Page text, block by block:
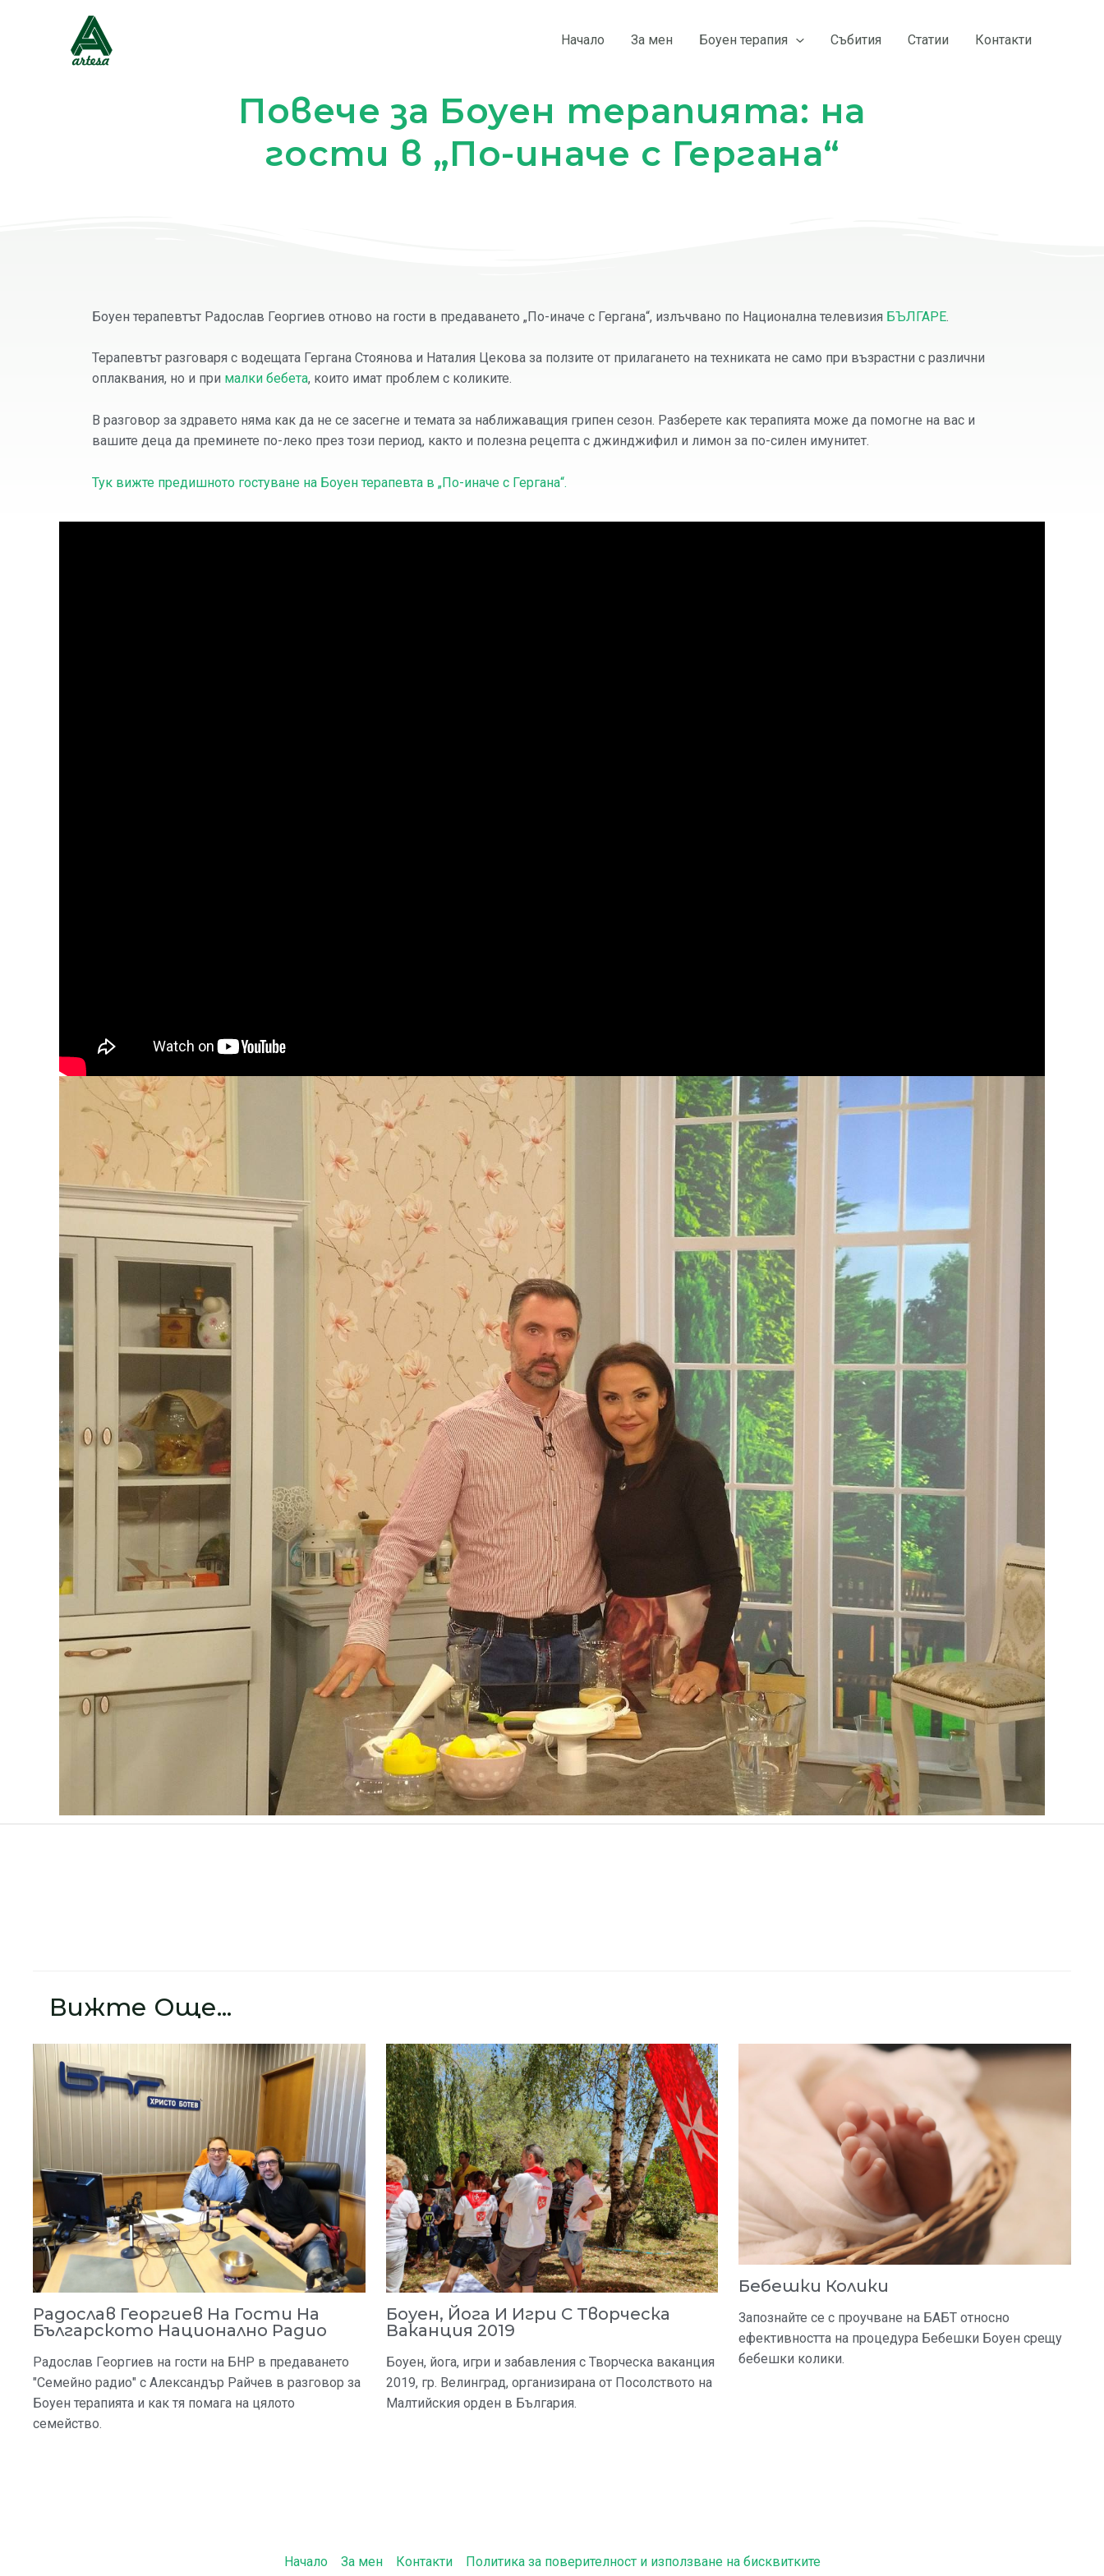
Начало За мен Боуен терапия Събития Статии Контакти
Повече за Боуен терапията: на
гости в „По-иначе с Гергана“
Боуен терапевтът Радослав Георгиев отново на гости в предаването „По-иначе с Гергана“, излъчвано по Национална телевизия БЪЛГАРЕ.
Терапевтът разговаря с водещата Гергана Стоянова и Наталия Цекова за ползите от прилагането на техниката не само при възрастни с различни
оплаквания, но и при малки бебета, които имат проблем с коликите.
В разговор за здравето няма как да не се засегне и темата за наближаващия грипен сезон. Разберете как терапията може да помогне на вас и
вашите деца да преминете по-леко през този период, както и полезна рецепта с джинджифил и лимон за по-силен имунитет.
Тук вижте предишното гостуване на Боуен терапевта в „По-иначе с Гергана“.
Вижте Още...
Радослав Георгиев На Гости На
Българското Национално Радио
Радослав Георгиев на гости на БНР в предаването
"Семейно радио" с Александър Райчев в разговор за
Боуен терапията и как тя помага на цялото
семейство.
Боуен, Йога И Игри С Творческа
Ваканция 2019
Боуен, йога, игри и забавления с Творческа ваканция
2019, гр. Велинград, организирана от Посолството на
Малтийския орден в България.
Бебешки Колики
Запознайте се с проучване на БАБТ относно
ефективността на процедура Бебешки Боуен срещу
бебешки колики.
Начало За мен Контакти Политика за поверителност и използване на бисквитките